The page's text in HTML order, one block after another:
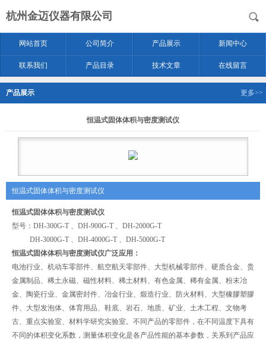
杭州金迈仪器有限公司
网站首页 公司简介 产品展示 新闻中心
联系我们 产品目录 技术文章 在线留言
产品展示 更多>>
恒温式固体体积与密度测试仪
恒温式固体体积与密度测试仪
恒温式固体体积与密度测试仪
型号：DH-300G-T 、DH-900G-T 、DH-2000G-T
DH-3000G-T 、DH-4000G-T 、DH-5000G-T
恒温式固体体积与密度测试仪广泛应用：
电池行业、机动车零部件、航空航天零部件、大型机械零部件、硬质合金、贵
金属制品、稀土永磁、磁性材料、稀土材料、有色金属、稀有金属、粉末冶
金、陶瓷行业、金属密封件、冶金行业、煅造行业、防火材料、大型橡膠塑膠
件、大型发泡体、体育用品、鞋底、岩石、地质、矿业、土木工程、文物考
古、重点实验室、材料学研究实验室。不同产品的零部件，在不同温度下具有
不同的体积变化系数，测量体积变化是各产品性能的基本参数，关系到产品应